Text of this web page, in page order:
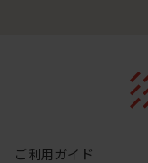
ご利用ガイド